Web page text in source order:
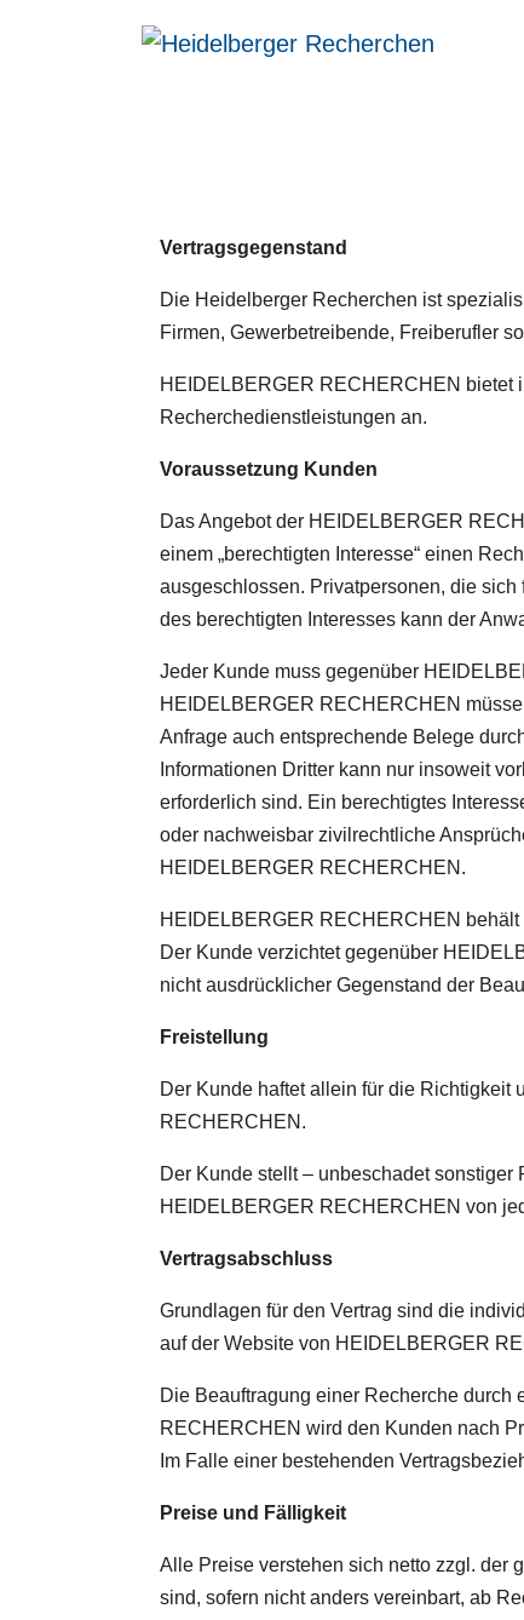
Vertragsgegenstand
Die Heidelberger Recherchen ist
Firmen, Gewerbetreibende, Freiberufler
HEIDELBERGER RECHERCHEN bietet
Recherchedienstleistungen an.
Voraussetzung Kunden
Das Angebot der HEIDELBERGER
einem „berechtigten Interesse“ einen
ausgeschlossen. Privatpersonen, die
des berechtigten Interesses kann der
Jeder Kunde muss gegenüber
HEIDELBERGER RECHERCHEN
Anfrage auch entsprechende Belege
Informationen Dritter kann nur insoweit
erforderlich sind. Ein berechtigtes
oder nachweisbar zivilrechtliche
HEIDELBERGER RECHERCHEN.
HEIDELBERGER RECHERCHEN
Der Kunde verzichtet gegenüber
nicht ausdrücklicher Gegenstand der
Freistellung
Der Kunde haftet allein für die Richtigkeit
RECHERCHEN.
Der Kunde stellt – unbeschadet
HEIDELBERGER RECHERCHEN von
Vertragsabschluss
Grundlagen für den Vertrag sind die
auf der Website von HEIDELBERGER
Die Beauftragung einer Recherche durch
RECHERCHEN wird den Kunden nach
Im Falle einer bestehenden
Preise und Fälligkeit
Alle Preise verstehen sich netto zzgl. der
sind, sofern nicht anders vereinbart, ab